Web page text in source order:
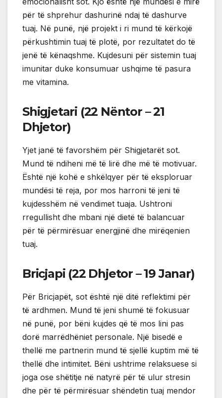
për të shprehur dashurinë ndaj të dashurve
tuaj. Në punë, një projekt i ri mund të kërkojë
përkushtimin tuaj të plotë, por rezultatet do të
jenë të kënaqshme. Kujdesuni për sistemin tuaj
imunitar duke konsumuar ushqime të pasura
me vitamina.
Shigjetari (22 Nëntor – 21
Dhjetor)
Yjet janë të favorshëm për Shigjetarët sot.
Mund të ndiheni më të lirë dhe më të motivuar.
Është një kohë e shkëlqyer për të eksploruar
mundësi të reja, por mos harroni të jeni të
kujdesshëm në vendimet tuaja. Ushtroni
rregullisht dhe mbani një dietë të balancuar
për të përmirësuar energjinë dhe mirëqenien
tuaj.
Bricjapi (22 Dhjetor – 19 Janar)
Për Bricjapët, sot është një ditë reflektimi për
të ardhmen. Mund të jeni shumë të fokusuar
në punë, por bëni kujdes që të mos lini pas
dorë marrëdhëniet personale. Një bisedë e
thellë me partnerin mund të sjellë kuptim më të
thellë dhe intimitet. Bëni ushtrime relaksuese si
joga ose shëtitje në natyrë për të ulur stresin
dhe për të përmirësuar shëndetin tuaj mendor